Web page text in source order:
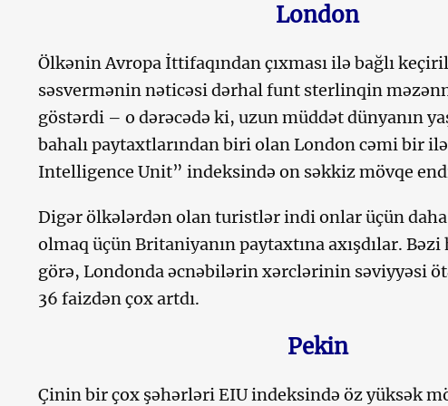
London
Ölkənin Avropa İttifaqından çıxması ilə bağlı
səsvermənin nəticəsi dərhal funt sterlinqin
göstərdi – o dərəcədə ki, uzun müddət dünyanın
bahalı paytaxtlarından biri olan London cəmi bir
Intelligence Unit” indeksində on səkkiz mövqe
Digər ölkələrdən olan turistlər indi onlar üçün
olmaq üçün Britaniyanın paytaxtına axışdılar. Bəzi
görə, Londonda əcnəbilərin xərclərinin səviyyəsi
36 faizdən çox artdı.
Pekin
Çinin bir çox şəhərləri EIU indeksində öz yüksək